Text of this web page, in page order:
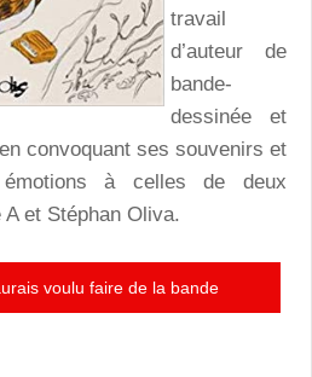
travail
d’auteur de
bande-
dessinée et
convoquant ses souvenirs et
à celles de deux
et Stéphan Oliva.
voulu faire de la bande